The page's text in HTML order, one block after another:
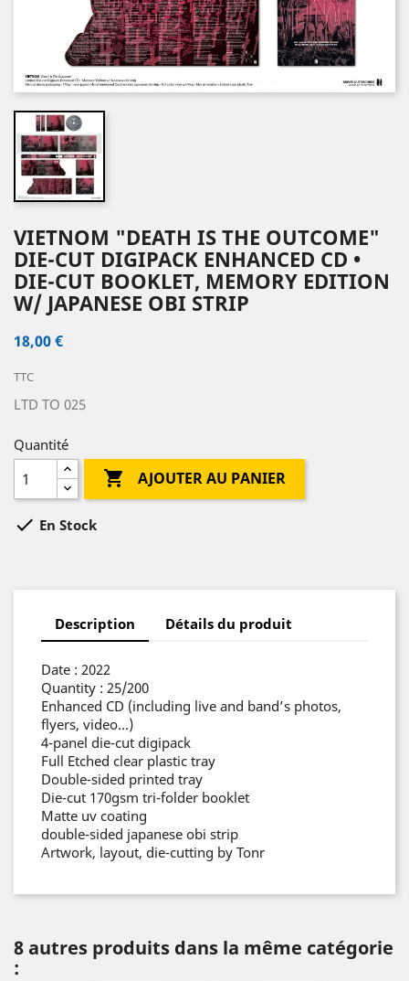
VIETNOM "DEATH IS THE OUTCOME"
DIE-CUT DIGIPACK ENHANCED CD •
DIE-CUT BOOKLET, MEMORY EDITION
W/ JAPANESE OBI STRIP
18,00 €
TTC
LTD TO 025
Quantité
 AJOUTER AU PANIER
 En Stock
Description Détails du produit
Date : 2022
Quantity : 25/200
Enhanced CD (including live and band’s photos,
flyers, video…)
4-panel die-cut digipack
Full Etched clear plastic tray
Double-sided printed tray
Die-cut 170gsm tri-folder booklet
Matte uv coating
double-sided japanese obi strip
Artwork, layout, die-cutting by Tonr
8 autres produits dans la même catégorie
: